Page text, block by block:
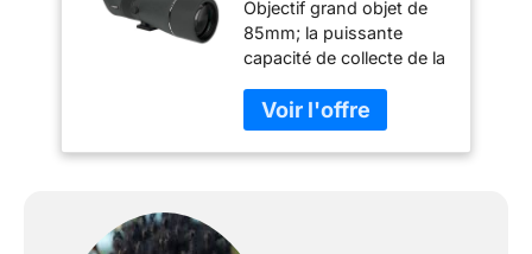
Oiseaux, 20-
60x85mm
Longues-Vues avec
Oculaire
Remplaçable de
1,25", FMC Etanche
Bak4, Compatible
Objectif grand objet de
85mm; la puissante
capacité de collecte de la
l'acquisition des détails
de la cible à moyenne et
longue distance; adapté